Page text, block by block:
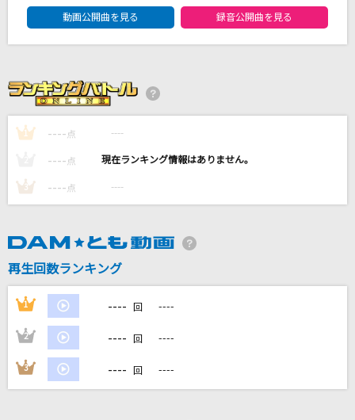
[生音]POISON～言いたい事も言えないこんな世
の中は～
[生音]夜明けの停車場
ウォッチドッグス
神様、僕は気づいてしまった
DAMの新曲・ランキングなど
カラオケ最新情報をチェック！
DAM★ともボーカルエントリーランキング
動画公開曲を見る
録音公開曲を見る
1 ---- 点 ----
---- 点 ----
3 ---- 点 ----
再生回数ランキング
1 ---- 回 ----
2 ---- 回 ----
3 ---- 回 ----